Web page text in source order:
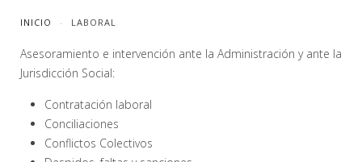
INICIO LABORAL
Asesoramiento e intervención ante la Administración y ante la
Jurisdicción Social:
Contratación laboral
Conciliaciones
Conflictos Colectivos